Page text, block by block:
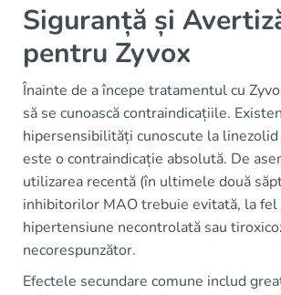
Siguranță și
pentru Zyvox
Înainte de a începe tratamentul cu
să se cunoască contraindicațiile.
hipersensibilități cunoscute la
este o contraindicație absolută. De
utilizarea recentă (în ultimele două
inhibitorilor MAO trebuie evitată, la fel
hipertensiune necontrolată sau
necorespunzător.
Efectele secundare comune includ